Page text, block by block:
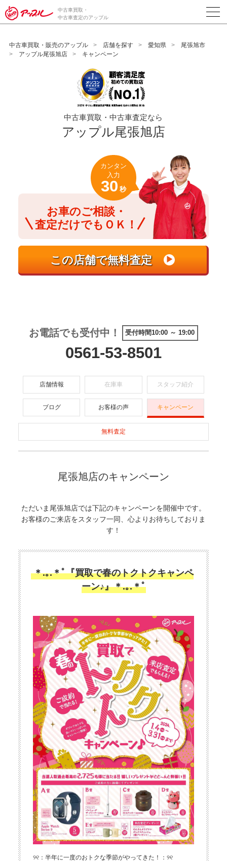
/*ABテスト_新規査定フォームの為のCVボタン*/
中古車買取・
中古車査定のアップル
中古車買取・販売のアップル 店舗を探す 愛知県
尾張旭市
アップル尾張旭店
キャンペーン
中古車買取・中古車査定なら
アップル尾張旭店
お車のご相談・
査定だけでもＯＫ！
カンタン
入力
30 秒
お電話でも受付中！ 受付時間10:00 ～ 19:00
0561-53-8501
店舗情報 在庫車 スタッフ紹介
ブログ お客様の声 キャンペーン
無料査定
尾張旭店のキャンペーン
ただいま尾張旭店では下記のキャンペーンを開催中です。
お客様のご来店をスタッフ一同、心よりお待ちしておりま
す！
＊.｡.＊ﾟ『買取で春のトクトクキャンペ
ーン♪』＊.｡.＊ﾟ
୨୧：半年に一度のおトクな季節がやってきた！：୨୧